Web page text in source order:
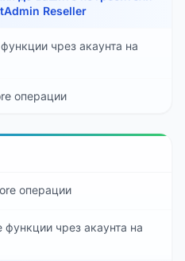
Reseller
чрез акаунта на
операции
операции
функции чрез акаунта на